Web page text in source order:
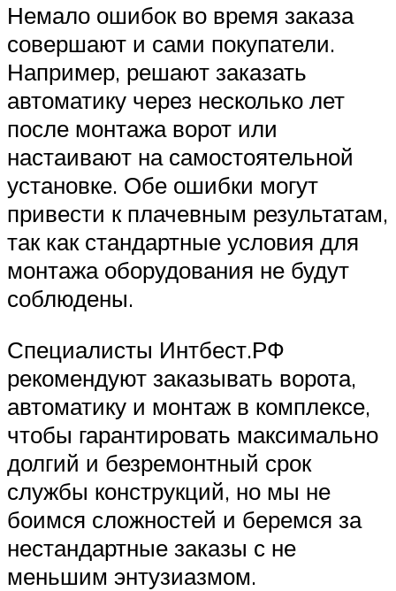
Немало ошибок во время заказа
совершают и сами покупатели.
Например, решают заказать
автоматику через несколько лет
после монтажа ворот или
настаивают на самостоятельной
установке. Обе ошибки могут
привести к плачевным результатам,
так как стандартные условия для
монтажа оборудования не будут
соблюдены.
Специалисты Интбест.РФ
рекомендуют заказывать ворота,
автоматику и монтаж в комплексе,
чтобы гарантировать максимально
долгий и безремонтный срок
службы конструкций, но мы не
боимся сложностей и беремся за
нестандартные заказы с не
меньшим энтузиазмом.